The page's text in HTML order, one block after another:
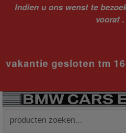
Indien u ons wenst te
vooraf .
vakantie gesloten tm
naar: